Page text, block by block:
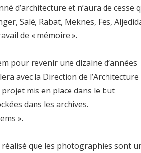
d’architecture et n’aura de cesse
Salé, Rabat, Meknes, Fes,
de « mémoire ».
pour revenir une dizaine d’années
avec la Direction de l’Architecture
projet mis en place dans le but
dans les archives.
».
réalisé que les photographies sont